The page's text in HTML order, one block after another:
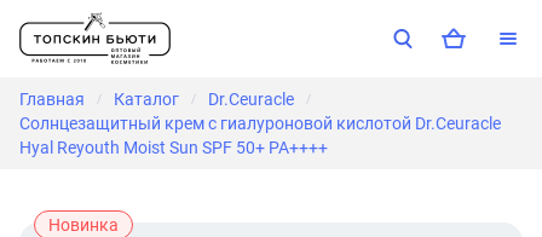
Главная / Каталог / Dr.Ceuracle /
Солнцезащитный крем с гиалуроновой кислотой Dr.Ceuracle
Hyal Reyouth Moist Sun SPF 50+ PA++++
Новинка